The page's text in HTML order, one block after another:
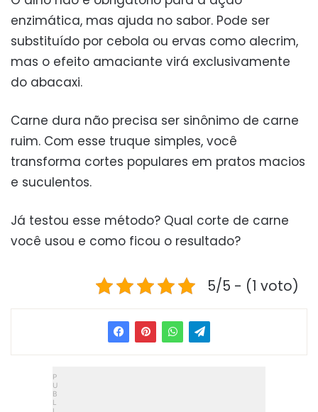
enzimática, mas ajuda no sabor. Pode ser
substituído por cebola ou ervas como alecrim,
mas o efeito amaciante virá exclusivamente
do abacaxi.
Carne dura não precisa ser sinônimo de carne
ruim. Com esse truque simples, você
transforma cortes populares em pratos macios
e suculentos.
Já testou esse método? Qual corte de carne
você usou e como ficou o resultado?
5/5 - (1 voto)